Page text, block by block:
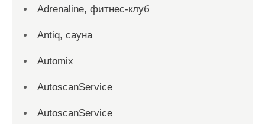
Adrenaline, фитнес-клуб
Antiq, сауна
Automix
AutoscanService
AutoscanService